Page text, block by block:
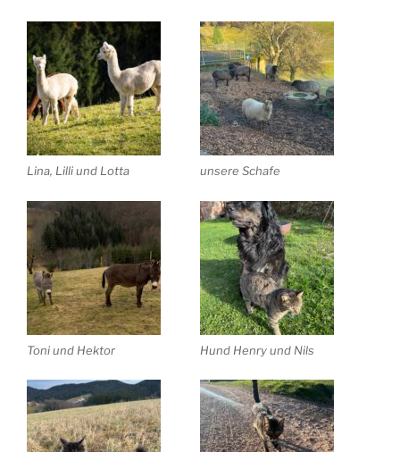
Lina, Lilli und Lotta unsere Schafe
Toni und Hektor Hund Henry und Nils